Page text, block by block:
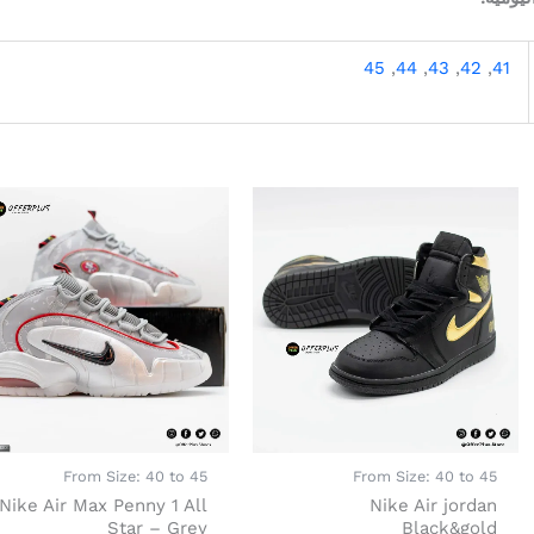
41
,
42
,
43
,
44
,
45
From Size: 40 to 45
Nike Air jordan
Black&gold
من
الأشكال
المختلفة
لهذا
المنتج.
يمكن
على
صفحة
From Size: 40 to 45
Nike Air Max Penny 1 All
Star – Grey
العديد
من
الأشكال
المختلفة
لهذا
المنتج.
يمكن
على
صفحة